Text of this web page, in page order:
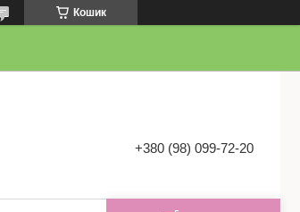
Кошик
+380 (98) 099-72-20